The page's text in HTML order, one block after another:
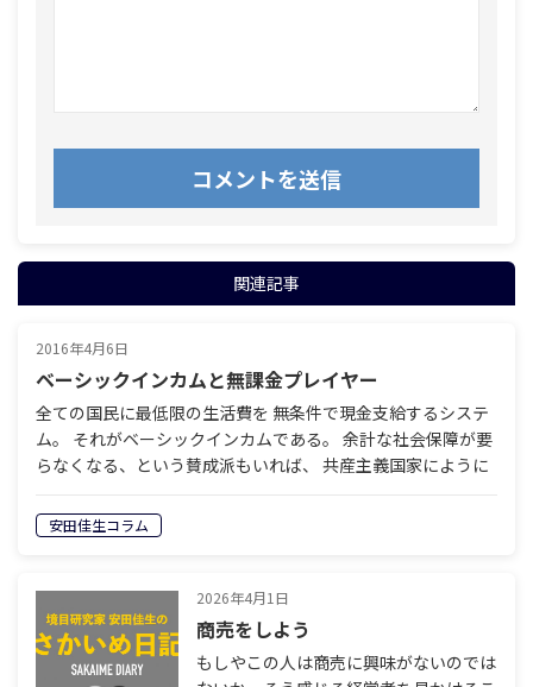
関連記事
2016年4月6日
ベーシックインカムと無課金プレイヤー
全ての国民に最低限の生活費を 無条件で現金支給するシステ
ム。 それがベーシックインカムである。 余計な社会保障が要
らなくなる、という賛成派もいれば、 共産主義国家にように
安田佳生コラム
2026年4月1日
商売をしよう
もしやこの人は商売に興味がないのでは